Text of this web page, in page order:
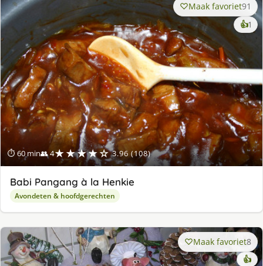
⏱ 60 min👥 4★★★★☆ 3.96 (108)
Maak favoriet91
👍1
Babi Pangang à la Henkie
Avondeten & hoofdgerechten
Maak favoriet8
👍